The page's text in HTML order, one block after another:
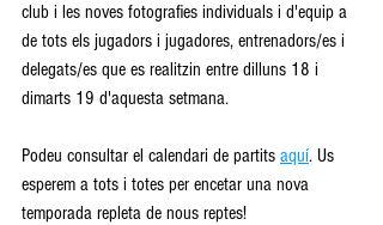
club i les noves fotografies individuals i d'equip a
de tots els jugadors i jugadores, entrenadors/es i
delegats/es que es realitzin entre dilluns 18 i
dimarts 19 d'aquesta setmana.
Podeu consultar el calendari de partits aquí. Us
esperem a tots i totes per encetar una nova
temporada repleta de nous reptes!